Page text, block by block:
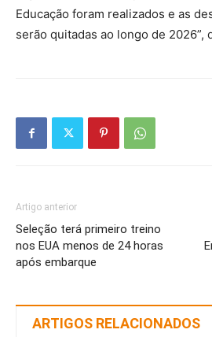
Educação foram realizados e as
serão quitadas ao longo de 2026”,
Artigo anterior
Seleção terá primeiro treino
nos EUA menos de 24 horas
após embarque
ARTIGOS RELACIONADOS